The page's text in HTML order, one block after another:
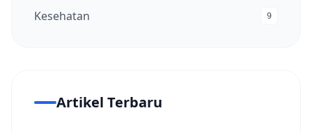
Kesehatan 9
Artikel Terbaru